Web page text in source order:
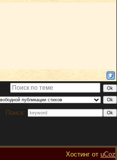
Поиск:
Хостинг от uCoz